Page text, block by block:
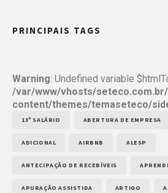
PRINCIPAIS TAGS
Warning: Undefined variable
/var/www/vhosts/
content/themes/temaseteco/
13º SALÁRIO ABERTURA DE EMPRESA
ADICIONAL AIRBNB ALESP
ANTECIPAÇÃO DE RECEBÍVEIS
APURAÇÃO ASSISTIDA ARTIGO